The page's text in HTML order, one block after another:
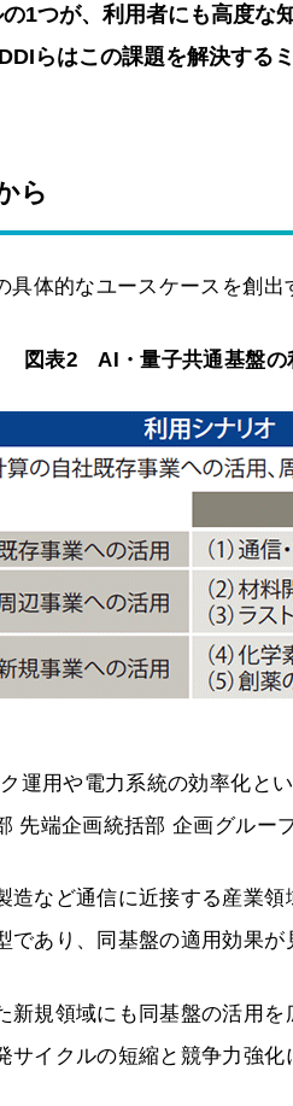
1つが、利用者にも高度な
らはこの課題を解決する
ら
具体的なユースケースを創
図表2 AI・量子共通基盤の
運用や電力系統の効率化と
先端企画統括部 企画グルー
造など通信に近接する産業
あり、同基盤の適用効果が
新規領域にも同基盤の活用
イクルの短縮と競争力強化